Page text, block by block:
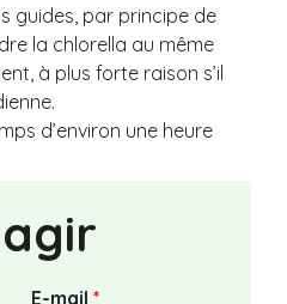
guides, par principe de
la chlorella au même
à plus forte raison s’il
d’environ une heure
E-mail *